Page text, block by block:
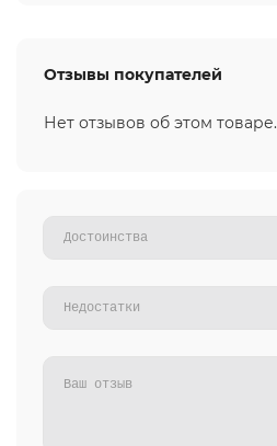
Отзывы покупателей
Нет отзывов об этом товаре.